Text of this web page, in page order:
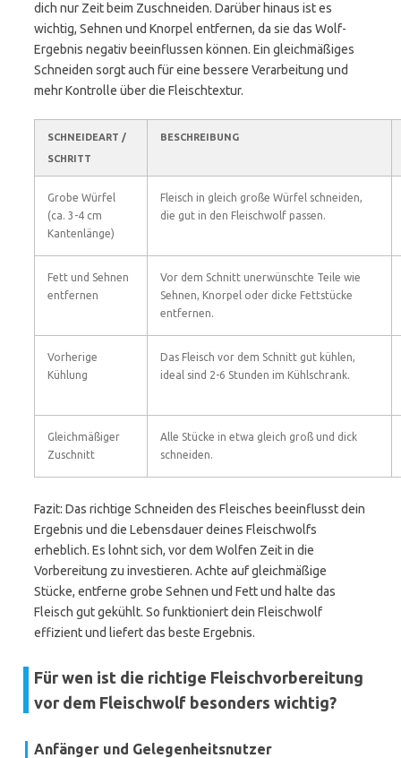
dich nur Zeit beim Zuschneiden. Darüber hinaus ist es
wichtig, Sehnen und Knorpel entfernen, da sie das Wolf-
Ergebnis negativ beeinflussen können. Ein gleichmäßiges
Schneiden sorgt auch für eine bessere Verarbeitung und
mehr Kontrolle über die Fleischtextur.
SCHNEIDEART /
SCHRITT
BESCHREIBUNG
Grobe Würfel
(ca. 3-4 cm
Kantenlänge)
Fleisch in gleich große Würfel schneiden,
die gut in den Fleischwolf passen.
Fett und Sehnen
entfernen
Vor dem Schnitt unerwünschte Teile wie
Sehnen, Knorpel oder dicke Fettstücke
entfernen.
Vorherige
Kühlung
Das Fleisch vor dem Schnitt gut kühlen,
ideal sind 2-6 Stunden im Kühlschrank.
Gleichmäßiger
Zuschnitt
Alle Stücke in etwa gleich groß und dick
schneiden.
Fazit: Das richtige Schneiden des Fleisches beeinflusst dein
Ergebnis und die Lebensdauer deines Fleischwolfs
erheblich. Es lohnt sich, vor dem Wolfen Zeit in die
Vorbereitung zu investieren. Achte auf gleichmäßige
Stücke, entferne grobe Sehnen und Fett und halte das
Fleisch gut gekühlt. So funktioniert dein Fleischwolf
effizient und liefert das beste Ergebnis.
Für wen ist die richtige Fleischvorbereitung
vor dem Fleischwolf besonders wichtig?
Anfänger und Gelegenheitsnutzer